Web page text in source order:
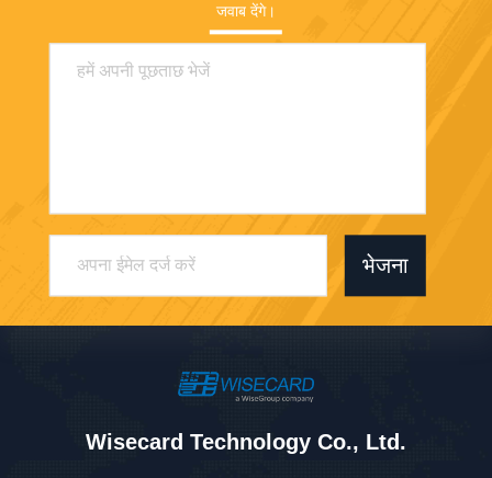
जवाब देंगे।
भेजना
Wisecard Technology Co., Ltd.